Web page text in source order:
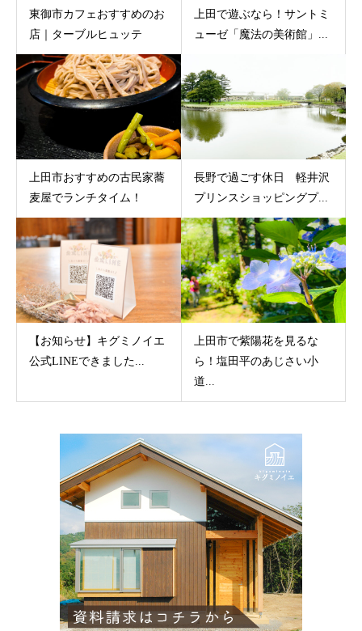
東御市カフェおすすめのお
店｜ターブルヒュッテ
上田で遊ぶなら！サントミ
ューゼ「魔法の美術館」...
上田市おすすめの古民家蕎
麦屋でランチタイム！
長野で過ごす休日 軽井沢
プリンスショッピングプ...
【お知らせ】キグミノイエ
公式LINEできました...
上田市で紫陽花を見るな
ら！塩田平のあじさい小
道...